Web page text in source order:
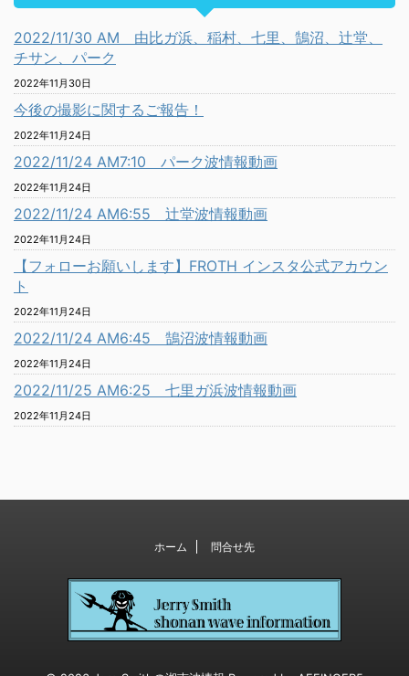
2022/11/30 AM 由比ガ浜、稲村、七里、鵠沼、辻堂、
チサン、パーク
2022年11月30日
今後の撮影に関するご報告！
2022年11月24日
2022/11/24 AM7:10 パーク波情報動画
2022年11月24日
2022/11/24 AM6:55 辻堂波情報動画
2022年11月24日
【フォローお願いします】FROTH インスタ公式アカウン
ト
2022年11月24日
2022/11/24 AM6:45 鵠沼波情報動画
2022年11月24日
2022/11/25 AM6:25 七里ガ浜波情報動画
2022年11月24日
ホーム 問合せ先